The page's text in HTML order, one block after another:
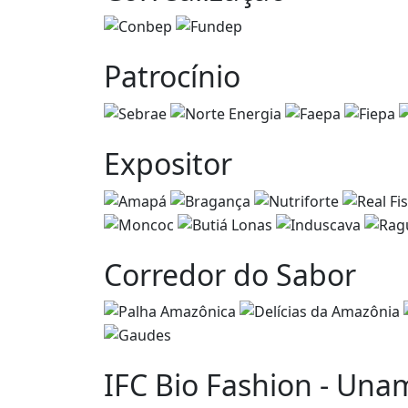
Patrocínio
Expositor
Corredor do Sabor
IFC Bio Fashion -